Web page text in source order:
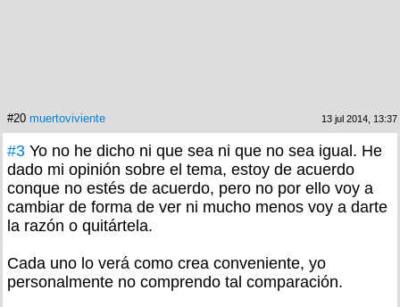
#20 muertoviviente 13 jul 2014, 13:37
#3 Yo no he dicho ni que sea ni que no sea igual. He
dado mi opinión sobre el tema, estoy de acuerdo
conque no estés de acuerdo, pero no por ello voy a
cambiar de forma de ver ni mucho menos voy a darte
la razón o quitártela.
Cada uno lo verá como crea conveniente, yo
personalmente no comprendo tal comparación.